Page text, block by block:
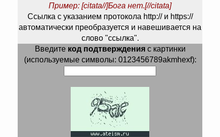
Пример: [citata//]Бога нет.[//citata]
Ссылка с указанием протокола http:// и https://
автоматически преобразуется и навешивается на
слово "ссылка".
Введите код подтвержденияс картинки
(используемые символы: 0123456789akmhexf):